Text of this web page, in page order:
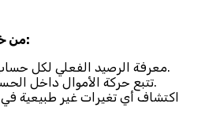
من خلال الترحيل يمكن للإدارة:
معرفة الرصيد الفعلي لكل حساب بشكل لحظي.
تتبع حركة الأموال داخل الحسابات المختلفة.
اكتشاف أي تغيرات غير طبيعية في